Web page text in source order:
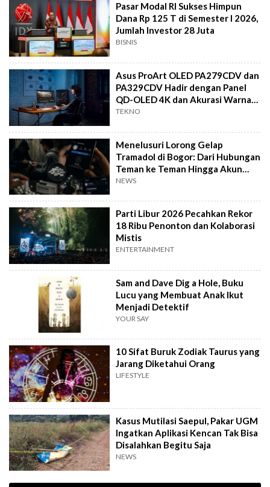
Pasar Modal RI Sukses Himpun
Dana Rp 125 T di Semester I 2026,
Jumlah Investor 28 Juta
BISNIS
Asus ProArt OLED PA279CDV dan
PA329CDV Hadir dengan Panel
QD-OLED 4K dan Akurasi Warna
Mutlak
TEKNO
Menelusuri Lorong Gelap
Tramadol di Bogor: Dari Hubungan
Teman ke Teman Hingga Akun
Medsos Private
NEWS
Parti Libur 2026 Pecahkan Rekor
18 Ribu Penonton dan Kolaborasi
Mistis
ENTERTAINMENT
Sam and Dave Dig a Hole, Buku
Lucu yang Membuat Anak Ikut
Menjadi Detektif
YOUR SAY
10 Sifat Buruk Zodiak Taurus yang
Jarang Diketahui Orang
LIFESTYLE
Kasus Mutilasi Saepul, Pakar UGM
Ingatkan Aplikasi Kencan Tak Bisa
Disalahkan Begitu Saja
NEWS